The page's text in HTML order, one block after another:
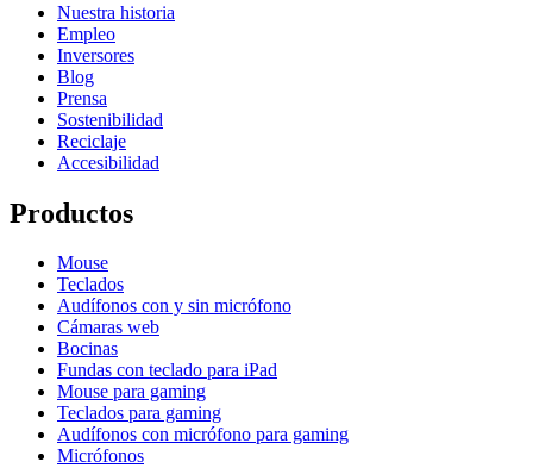
Nuestra historia
Empleo
Inversores
Blog
Prensa
Sostenibilidad
Reciclaje
Accesibilidad
Productos
Mouse
Teclados
Audífonos con y sin micrófono
Cámaras web
Bocinas
Fundas con teclado para iPad
Mouse para gaming
Teclados para gaming
Audífonos con micrófono para gaming
Micrófonos